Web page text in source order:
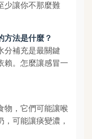
少讓你不那麼難
方法是什麼？
分補充是最關鍵
賴。怎麼讓感冒一
物，它們可能讓喉
可能讓痰變濃，